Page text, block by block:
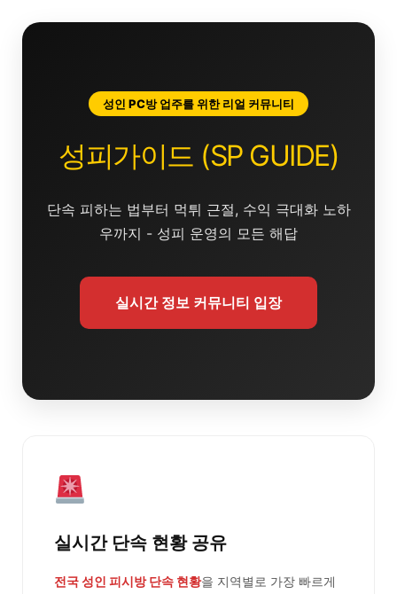
성인 PC방 업주를 위한 리얼 커뮤니티
성피가이드 (SP GUIDE)
단속 피하는 법부터 먹튀 근절, 수익 극대화 노하
우까지 - 성피 운영의 모든 해답
실시간 정보 커뮤니티 입장
실시간 단속 현황 공유
전국 성인 피시방 단속 현황을 지역별로 가장 빠르게